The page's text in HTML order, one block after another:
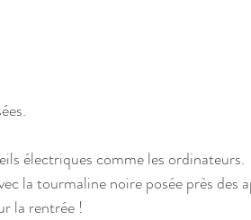
électriques comme les ordinateurs.
la tourmaline noire posée près des
la rentrée !